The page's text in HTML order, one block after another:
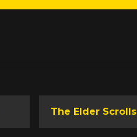
The Elder Scrolls